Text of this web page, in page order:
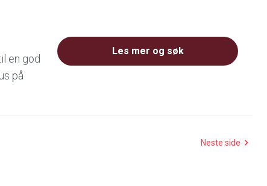
en god
på
Les mer og søk
Neste side